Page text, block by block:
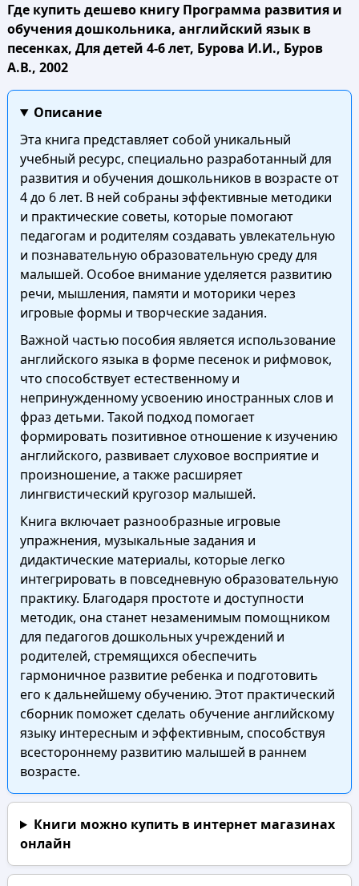
Где купить дешево книгу Программа развития и
обучения дошкольника, английский язык в
песенках, Для детей 4-6 лет, Бурова И.И., Буров
А.В., 2002
Описание
Эта книга представляет собой уникальный
учебный ресурс, специально разработанный для
развития и обучения дошкольников в возрасте от
4 до 6 лет. В ней собраны эффективные методики
и практические советы, которые помогают
педагогам и родителям создавать увлекательную
и познавательную образовательную среду для
малышей. Особое внимание уделяется развитию
речи, мышления, памяти и моторики через
игровые формы и творческие задания.
Важной частью пособия является использование
английского языка в форме песенок и рифмовок,
что способствует естественному и
непринужденному усвоению иностранных слов и
фраз детьми. Такой подход помогает
формировать позитивное отношение к изучению
английского, развивает слуховое восприятие и
произношение, а также расширяет
лингвистический кругозор малышей.
Книга включает разнообразные игровые
упражнения, музыкальные задания и
дидактические материалы, которые легко
интегрировать в повседневную образовательную
практику. Благодаря простоте и доступности
методик, она станет незаменимым помощником
для педагогов дошкольных учреждений и
родителей, стремящихся обеспечить
гармоничное развитие ребенка и подготовить
его к дальнейшему обучению. Этот практический
сборник поможет сделать обучение английскому
языку интересным и эффективным, способствуя
всестороннему развитию малышей в раннем
возрасте.
Книги можно купить в интернет магазинах
онлайн